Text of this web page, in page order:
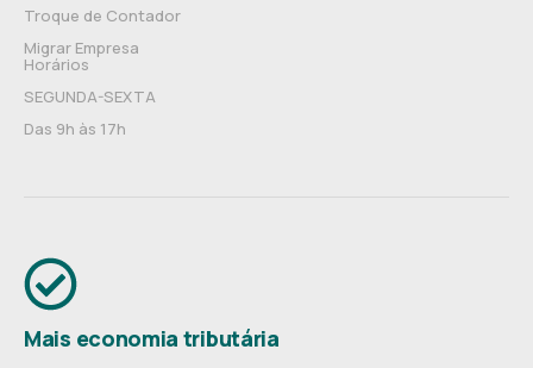
Troque de Contador
Migrar Empresa
Horários
SEGUNDA-SEXTA
Das 9h às 17h
Mais economia tributária